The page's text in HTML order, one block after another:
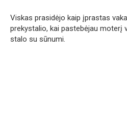
Viskas prasidėjo kaip įprastas
prekystalio, kai pastebėjau moterį
stalo su sūnumi.